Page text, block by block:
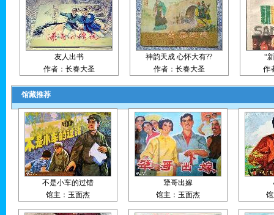
友人出书
作者：长春大圣
神韵天成 心怀大有??
作者：长春大圣
“
作
馆藏推荐
不是小车的过错
馆主：玉面杰
犟哥出嫁
馆主：玉面杰